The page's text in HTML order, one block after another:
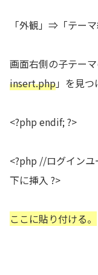
「外観」⇒「テー
画面右側の子テー
insert.php」を見つ
<?php endif; ?>
<?php //ログイン
下に挿入 ?>
ここに貼り付ける。